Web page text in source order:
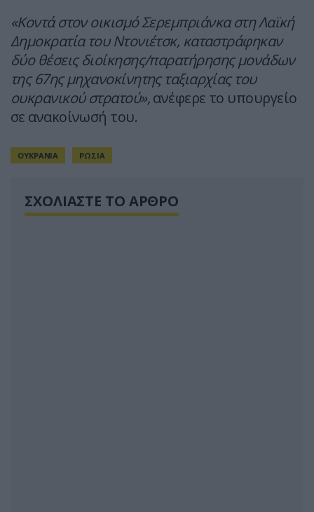
«Κοντά στον οικισμό Σερεμπριάνκα στη Λαϊκή
Δημοκρατία του Ντονιέτσκ, καταστράφηκαν
δύο θέσεις διοίκησης/παρατήρησης μονάδων
της 67ης μηχανοκίνητης ταξιαρχίας του
ουκρανικού στρατού»,ανέφερε το υπουργείο
σε ανακοίνωσή του.
ΟΥΚΡΑΝΙΑ ΡΩΣΙΑ
ΣΧΟΛΙΑΣΤΕ ΤΟ ΑΡΘΡΟ